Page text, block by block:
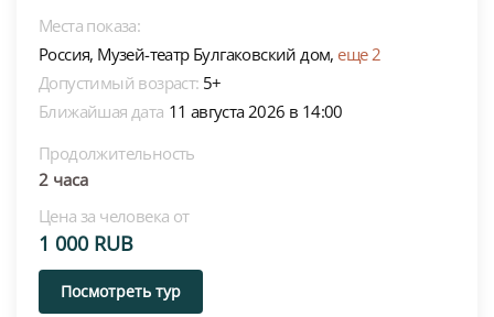
Места показа:
Россия, Музей-театр Булгаковский дом,еще 2
Допустимый возраст: 5+
Ближайшая дата 11 августа 2026 в 14:00
Продолжительность
2 часа
Цена за человека от
1 000 RUB
Посмотреть тур